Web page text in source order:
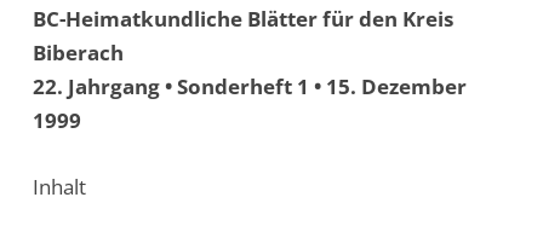
BC-Heimatkundliche Blätter für den Kreis
Biberach
22. Jahrgang • Sonderheft 1 • 15. Dezember
1999
Inhalt